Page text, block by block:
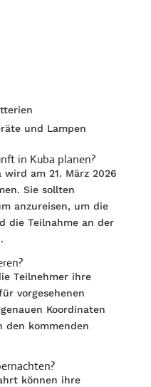
und Lampen
in Kuba planen?
wird am 21. März 2026
Sie sollten
anzureisen, um die
die Teilnahme an der
Teilnehmer ihre
vorgesehenen
Koordinaten
den kommenden
können ihre